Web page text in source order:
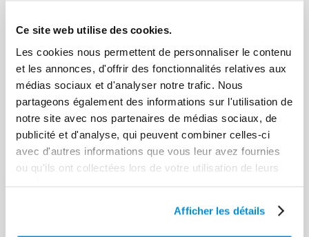
Ce site web utilise des cookies.
Les cookies nous permettent de personnaliser le contenu
et les annonces, d'offrir des fonctionnalités relatives aux
médias sociaux et d'analyser notre trafic. Nous
partageons également des informations sur l'utilisation de
notre site avec nos partenaires de médias sociaux, de
publicité et d'analyse, qui peuvent combiner celles-ci
avec d'autres informations que vous leur avez fournies
ou qu'ils ont collectées lors de votre utilisation de leurs
Afficher les détails
Fût de solvant